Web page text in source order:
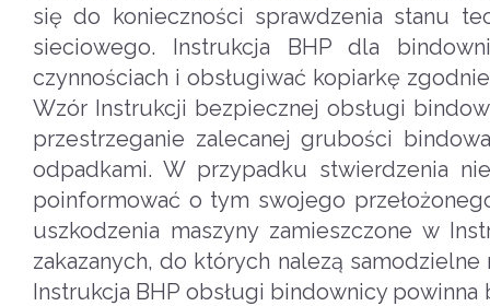
się do konieczności sprawdzenia stanu
sieciowego. Instrukcja BHP dla
czynnościach i obsługiwać kopiarkę
Wzór Instrukcji bezpiecznej obsługi
przestrzeganie zalecanej grubości
odpadkami. W przypadku stwierdzenia
poinformować o tym swojego
uszkodzenia maszyny zamieszczone w
zakazanych, do których nalezą
Instrukcja BHP obsługi bindownicy